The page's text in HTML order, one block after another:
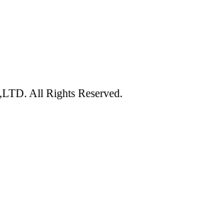
All Rights Reserved.